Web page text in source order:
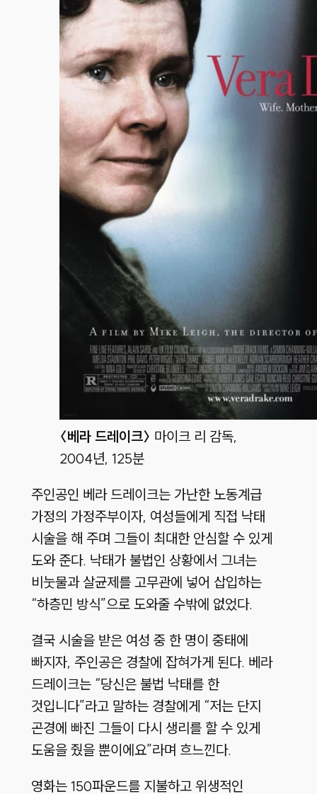
〈베라 드레이크〉 마이크 리 감독,
2004년, 125분
주인공인 베라 드레이크는 가난한 노동계급
가정의 가정주부이자, 여성들에게 직접 낙태
시술을 해 주며 그들이 최대한 안심할 수 있게
도와 준다. 낙태가 불법인 상황에서 그녀는
비눗물과 살균제를 고무관에 넣어 삽입하는
“하층민 방식”으로 도와줄 수밖에 없었다.
결국 시술을 받은 여성 중 한 명이 중태에
빠지자, 주인공은 경찰에 잡혀가게 된다. 베라
드레이크는 “당신은 불법 낙태를 한
것입니다”라고 말하는 경찰에게 “저는 단지
곤경에 빠진 그들이 다시 생리를 할 수 있게
도움을 줬을 뿐이에요”라며 흐느낀다.
영화는 150파운드를 지불하고 위생적인